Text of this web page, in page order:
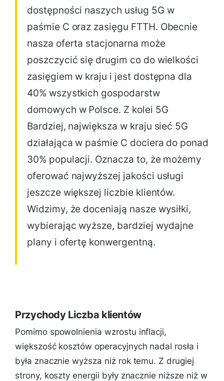
dostępności naszych usług 5G w
paśmie C oraz zasięgu FTTH. Obecnie
nasza oferta stacjonarna może
poszczycić się drugim co do wielkości
zasięgiem w kraju i jest dostępna dla
40% wszystkich gospodarstw
domowych w Polsce. Z kolei 5G
Bardziej, największa w kraju sieć 5G
działająca w paśmie C dociera do ponad
30% populacji. Oznacza to, że możemy
oferować najwyższej jakości usługi
jeszcze większej liczbie klientów.
Widzimy, że doceniają nasze wysiłki,
wybierając wyższe, bardziej wydajne
plany i ofertę konwergentną.
Przychody Liczba klientów
Pomimo spowolnienia wzrostu inflacji,
większość kosztów operacyjnych nadal rosła i
była znacznie wyższa niż rok temu. Z drugiej
strony, koszty energii były znacznie niższe niż w